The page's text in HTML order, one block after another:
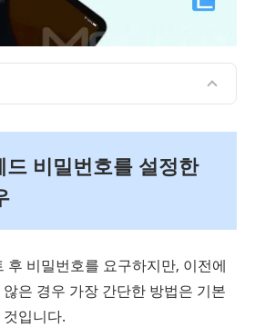
드 비밀번호를 설정한
후 비밀번호를 요구하지만, 이전에
은 경우 가장 간단한 방법은 기본
입니다.